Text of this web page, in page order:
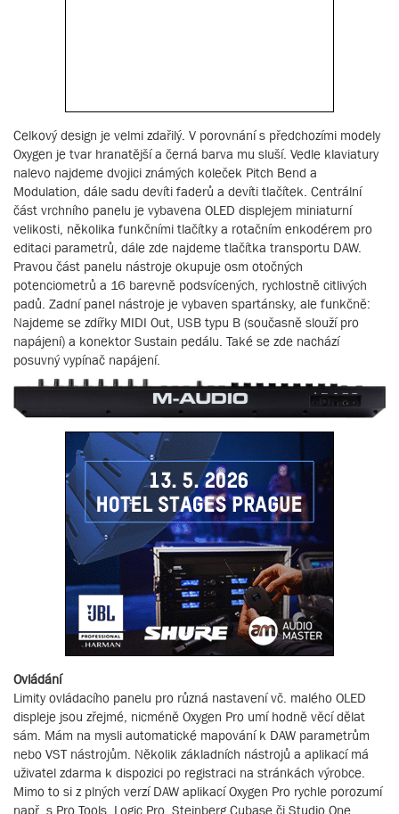
Celkový design je velmi zdařilý. V porovnání s předchozími modely
Oxygen je tvar hranatější a černá barva mu sluší. Vedle klaviatury
nalevo najdeme dvojici známých koleček Pitch Bend a
Modulation, dále sadu devíti faderů a devíti tlačítek. Centrální
část vrchního panelu je vybavena OLED displejem miniaturní
velikosti, několika funkčními tlačítky a rotačním enkodérem pro
editaci parametrů, dále zde najdeme tlačítka transportu DAW.
Pravou část panelu nástroje okupuje osm otočných
potenciometrů a 16 barevně podsvícených, rychlostně citlivých
padů. Zadní panel nástroje je vybaven spartánsky, ale funkčně:
Najdeme se zdířky MIDI Out, USB typu B (současně slouží pro
napájení) a konektor Sustain pedálu. Také se zde nachází
posuvný vypínač napájení.
Ovládání
Limity ovládacího panelu pro různá nastavení vč. malého OLED
displeje jsou zřejmé, nicméně Oxygen Pro umí hodně věcí dělat
sám. Mám na mysli automatické mapování k DAW parametrům
nebo VST nástrojům. Několik základních nástrojů a aplikací má
uživatel zdarma k dispozici po registraci na stránkách výrobce.
Mimo to si z plných verzí DAW aplikací Oxygen Pro rychle porozumí
např. s Pro Tools, Logic Pro, Steinberg Cubase či Studio One.